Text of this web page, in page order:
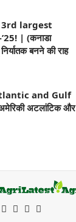
largest
| (कनाडा
बनने की राह
and Gulf
अटलांटिक और